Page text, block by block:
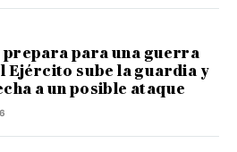
prepara para una guerra
Ejército sube la guardia y
a un posible ataque